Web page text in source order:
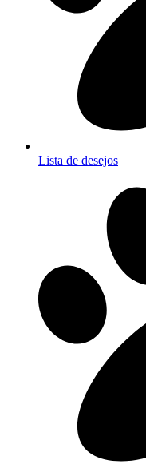
Lista de desejos